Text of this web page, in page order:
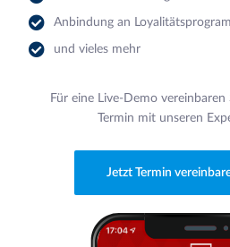
Anbindung an
und vieles mehr
Für eine Live-Demo vereinbaren
Termin mit unseren
Jetzt Termin